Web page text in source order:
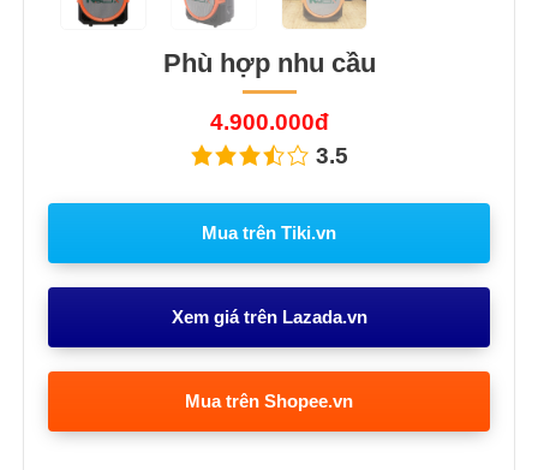
Phù hợp nhu cầu
4.900.000đ
3.5
Mua trên Tiki.vn
Xem giá trên Lazada.vn
Mua trên Shopee.vn